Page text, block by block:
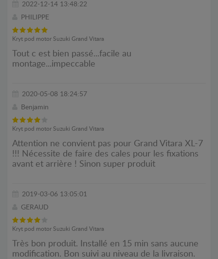
2022-12-14 13:48:22
PHILIPPE
Kryt pod motor Suzuki Grand Vitara
Tout c est bien passé...facile au
montage...impeccable
2020-05-08 18:24:57
Benjamin
Kryt pod motor Suzuki Grand Vitara
Attention ne convient pas pour Grand Vitara XL-7
!!! Nécessite de faire des cales pour les fixations
avant et arrière ! Sinon super produit
2019-03-06 13:05:01
GERAUD
Kryt pod motor Suzuki Grand Vitara
Très bon produit. Installé en 15 min sans aucune
modification. Bon suivi au niveau de la livraison.